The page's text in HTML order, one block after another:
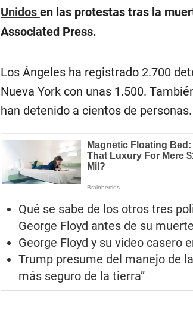
Unidos en las protestas tras la
Associated Press.
Los Ángeles ha registrado 2.700
Nueva York con unas 1.500.
han detenido a cientos de personas.
Qué se sabe de los otros tres
George Floyd antes de su muerte
George Floyd y su video casero
Trump presume del manejo de
más seguro de la tierra”